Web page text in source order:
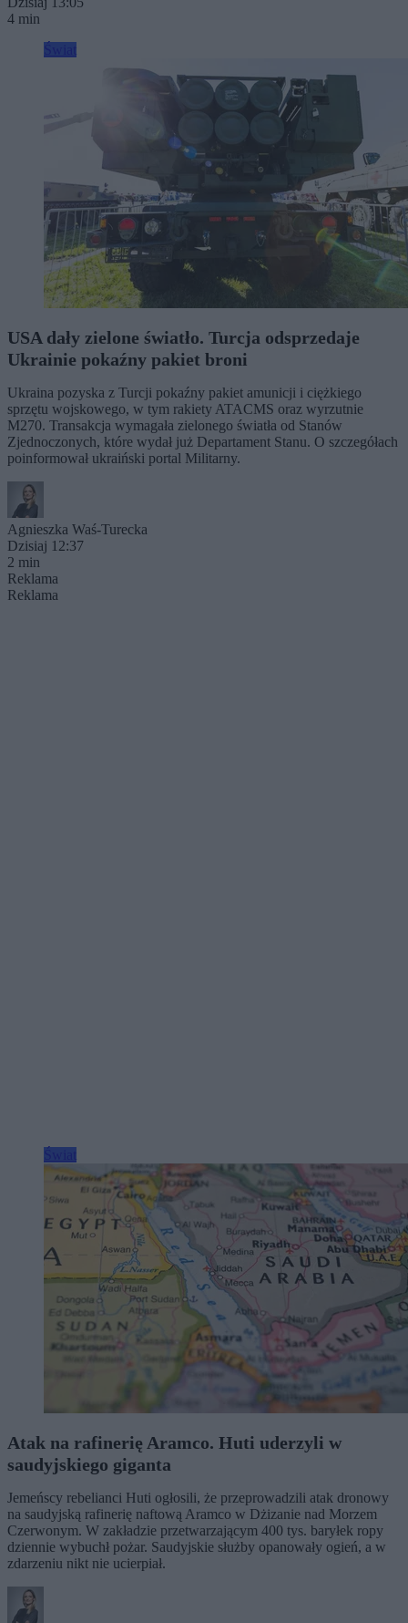
4 min
USA dały zielone światło. Turcja odsprzedaje
Ukrainie pokaźny pakiet broni
Ukraina pozyska z Turcji pokaźny pakiet amunicji i ciężkiego
sprzętu wojskowego, w tym rakiety ATACMS oraz wyrzutnie
M270. Transakcja wymagała zielonego światła od Stanów
Zjednoczonych, które wydał już Departament Stanu. O szczegółach
poinformował ukraiński portal Militarny.
Agnieszka Waś-Turecka
Dzisiaj 12:37
2 min
Reklama
Reklama
Atak na rafinerię Aramco. Huti uderzyli w
saudyjskiego giganta
Jemeńscy rebelianci Huti ogłosili, że przeprowadzili atak dronowy
na saudyjską rafinerię naftową Aramco w Dżizanie nad Morzem
Czerwonym. W zakładzie przetwarzającym 400 tys. baryłek ropy
dziennie wybuchł pożar. Saudyjskie służby opanowały ogień, a w
zdarzeniu nikt nie ucierpiał.